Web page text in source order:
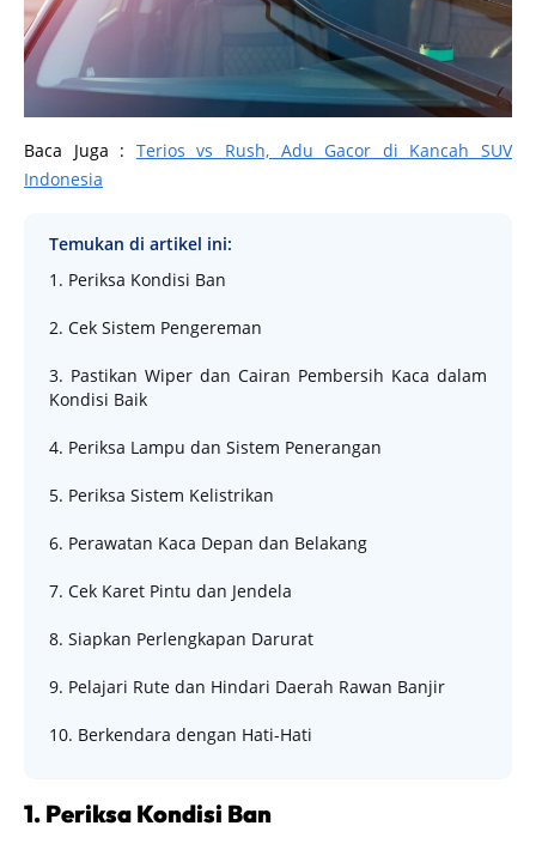
Baca Juga : Terios vs Rush, Adu Gacor di Kancah SUV
Indonesia
Temukan di artikel ini:
1. Periksa Kondisi Ban
2. Cek Sistem Pengereman
3. Pastikan Wiper dan Cairan Pembersih Kaca dalam
Kondisi Baik
4. Periksa Lampu dan Sistem Penerangan
5. Periksa Sistem Kelistrikan
6. Perawatan Kaca Depan dan Belakang
7. Cek Karet Pintu dan Jendela
8. Siapkan Perlengkapan Darurat
9. Pelajari Rute dan Hindari Daerah Rawan Banjir
10. Berkendara dengan Hati-Hati
1. Periksa Kondisi Ban